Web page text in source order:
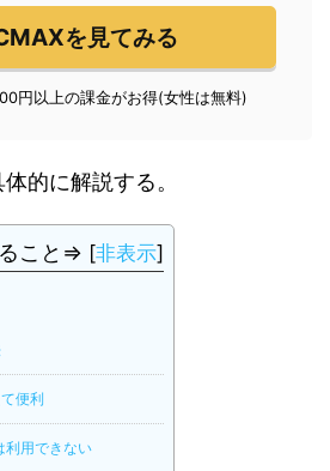
を見てみる
円以上の課金がお得(女性は無料)
的に解説する。
こと⇒ [非表示]
便利
利用できない